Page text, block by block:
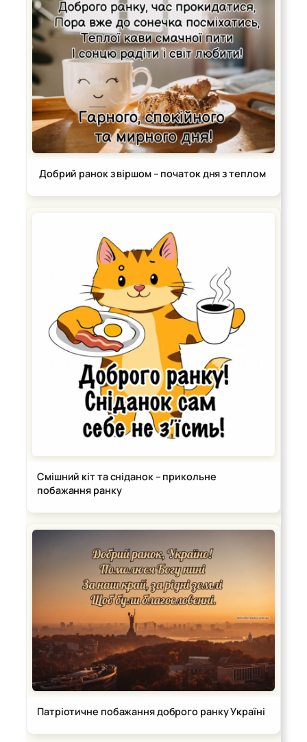
Добрий ранок з віршом – початок дня з теплом
Смішний кіт та сніданок – прикольне
побажання ранку
Патріотичне побажання доброго ранку Україні